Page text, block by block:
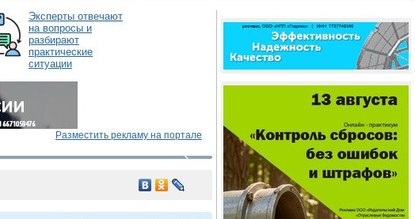
Эксперты отвечают
на вопросы и
разбирают
практические
ситуации
Разместить рекламу на портале